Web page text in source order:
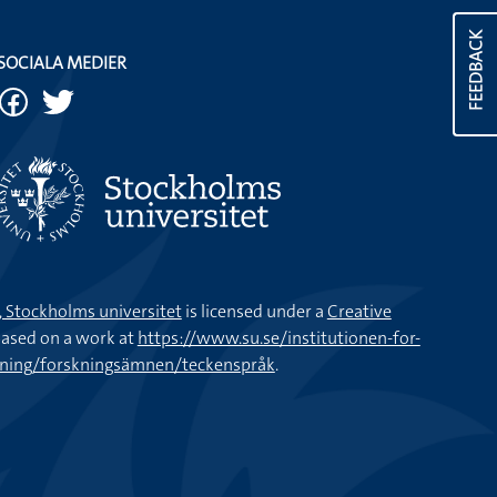
FEEDBACK
MEDIER
universitetis licensed under aCreative
on a work athttps://www.su.se/institutionen-for-
forskningsämnen/teckenspråk.